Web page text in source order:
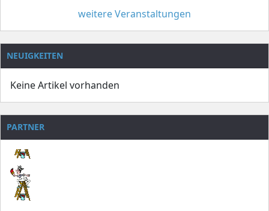
weitere Veranstaltungen
NEUIGKEITEN
Keine Artikel vorhanden
PARTNER